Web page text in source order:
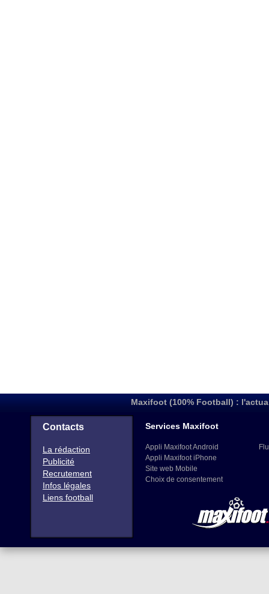
Maxifoot (100% Football) :
Contacts
La rédaction
Publicité
Recrutement
Infos légales
Liens football
Services Maxifoot
Appli Maxifoot Android
Appli Maxifoot iPhone
Site web Mobile
Choix de consentement